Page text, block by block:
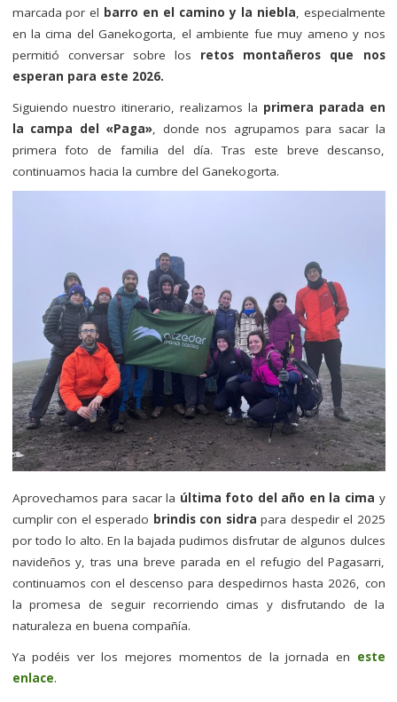
marcada por el barro en el camino y la niebla, especialmente
en la cima del Ganekogorta, el ambiente fue muy ameno y nos
permitió conversar sobre los retos montañeros que nos
esperan para este 2026.
Siguiendo nuestro itinerario, realizamos la primera parada en
la campa del «Paga» , donde nos agrupamos para sacar la
primera foto de familia del día. Tras este breve descanso,
continuamos hacia la cumbre del Ganekogorta.
Aprovechamos para sacar la última foto del año en la cima y
cumplir con el esperado brindis con sidra para despedir el 2025
por todo lo alto. En la bajada pudimos disfrutar de algunos dulces
navideños y, tras una breve parada en el refugio del Pagasarri,
continuamos con el descenso para despedirnos hasta 2026, con
la promesa de seguir recorriendo cimas y disfrutando de la
naturaleza en buena compañía.
Ya podéis ver los mejores momentos de la jornada en este
enlace.